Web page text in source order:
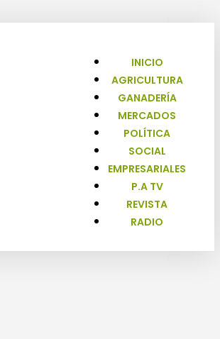
INICIO
AGRICULTURA
GANADERÍA
MERCADOS
POLÍTICA
SOCIAL
EMPRESARIALES
P.A TV
REVISTA
RADIO